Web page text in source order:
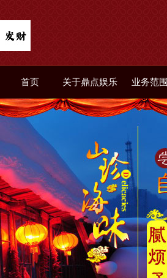
首页 关于鼎点娱乐 业务范围